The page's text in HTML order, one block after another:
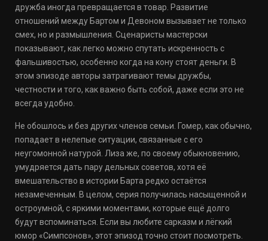
дружба иногда превращается в товар. Развитие
отношений между Бартом и Девоном вызывает не только
смех, но и размышления. Сценаристы мастерски
показывают, как легко можно спутать искренность с
фальшивостью, особенно когда на кону стоят деньги. В
этом эпизоде авторы затрагивают темы дружбы,
честности и того, как важно быть собой, даже если это не
всегда удобно.
Не обошлось и без других членов семьи. Гомер, как обычно,
попадает в нелепые ситуации, связанные с его
неугомонной натурой. Лиза же, по своему обыкновению,
умудряется дать пару дельных советов, хотя её
вмешательство в истории Барта редко остаётся
незамеченным. В целом, серия получилась насыщенной и
остроумной, с яркими моментами, которые ещё долго
будут вспоминаться. Если вы любите сарказм и лёгкий
юмор «Симпсонов», этот эпизод точно стоит посмотреть.